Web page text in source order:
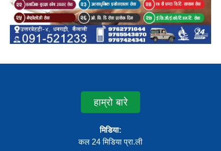
हाम्रो बारे
मिडिया:
कल 24 मिडिया प्रा.ली